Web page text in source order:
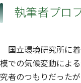
執筆者プロ
国立環境研究所に
模での気候変動によ
究者のつもりだった